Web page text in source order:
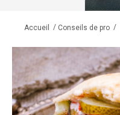
Accueil / Conseils de pro /